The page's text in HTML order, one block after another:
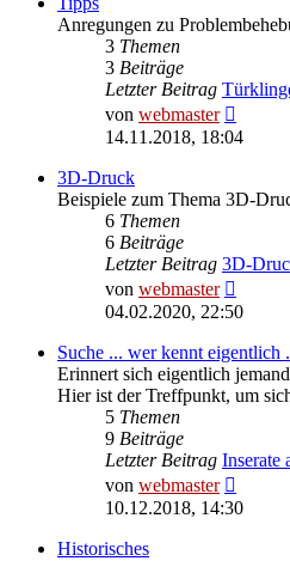
Anregungen zu
3 Themen
3 Beiträge
Letzter Beitrag
von webmaster
Beitrag
14.11.2018, 18:04
3D-Druck
Beispiele zum Thema 3D-
6 Themen
6 Beiträge
Letzter Beitrag 3D-
von webmaster
Beitrag
04.02.2020, 22:50
Suche ... wer kennt eigentlich
Erinnert sich eigentlich
Hier ist der Treffpunkt, um
5 Themen
9 Beiträge
Letzter Beitrag Inserate
von webmaster
Beitrag
10.12.2018, 14:30
Historisches